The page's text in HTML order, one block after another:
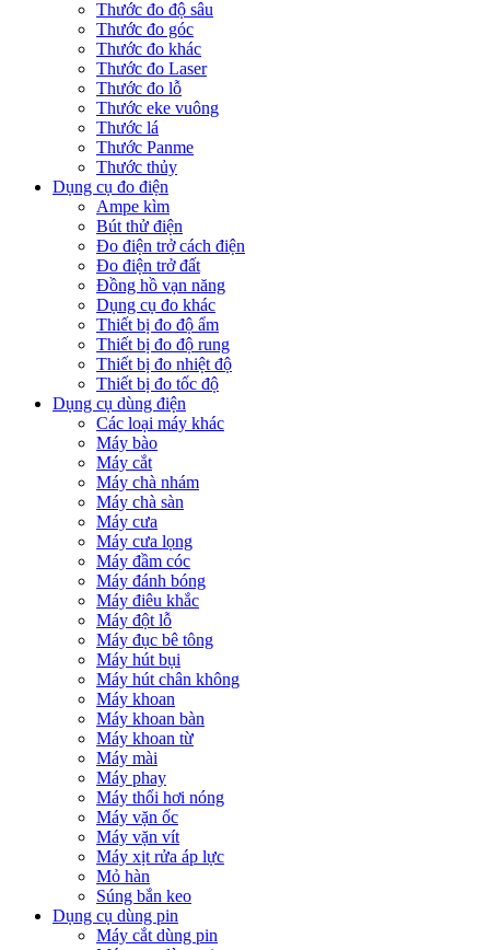
Thước đo độ sâu
Thước đo góc
Thước đo khác
Thước đo Laser
Thước đo lỗ
Thước eke vuông
Thước lá
Thước Panme
Thước thủy
Dụng cụ đo điện
Ampe kìm
Bút thử điện
Đo điện trở cách điện
Đo điện trở đất
Đồng hồ vạn năng
Dụng cụ đo khác
Thiết bị đo độ ẩm
Thiết bị đo độ rung
Thiết bị đo nhiệt độ
Thiết bị đo tốc độ
Dụng cụ dùng điện
Các loại máy khác
Máy bào
Máy cắt
Máy chà nhám
Máy chà sàn
Máy cưa
Máy cưa lọng
Máy đầm cóc
Máy đánh bóng
Máy điêu khắc
Máy đột lỗ
Máy đục bê tông
Máy hút bụi
Máy hút chân không
Máy khoan
Máy khoan bàn
Máy khoan từ
Máy mài
Máy phay
Máy thổi hơi nóng
Máy vặn ốc
Máy vặn vít
Máy xịt rửa áp lực
Mỏ hàn
Súng bắn keo
Dụng cụ dùng pin
Máy cắt dùng pin